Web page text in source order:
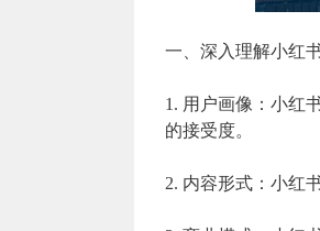
一、深入理解小红
1. 用户画像：小红
的接受度。
2. 内容形式：小红